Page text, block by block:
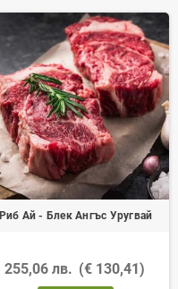
Риб Ай - Блек Ангъс Уругвай
255,06 лв. (€ 130,41)